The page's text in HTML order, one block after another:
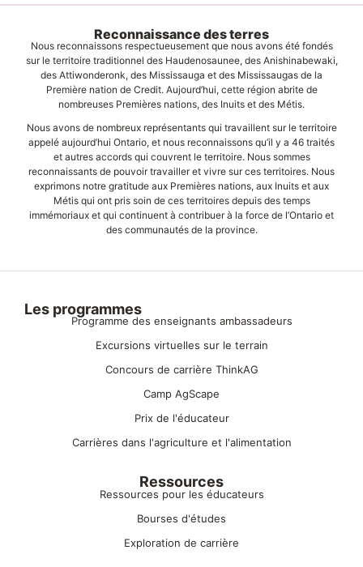
Reconnaissance des terres
Nous reconnaissons respectueusement que nous avons été fondés
sur le territoire traditionnel des Haudenosaunee, des Anishinabewaki,
des Attiwonderonk, des Mississauga et des Mississaugas de la
Première nation de Credit. Aujourd’hui, cette région abrite de
nombreuses Premières nations, des Inuits et des Métis.
Nous avons de nombreux représentants qui travaillent sur le territoire
appelé aujourd’hui Ontario, et nous reconnaissons qu’il y a 46 traités
et autres accords qui couvrent le territoire. Nous sommes
reconnaissants de pouvoir travailler et vivre sur ces territoires. Nous
exprimons notre gratitude aux Premières nations, aux Inuits et aux
Métis qui ont pris soin de ces territoires depuis des temps
immémoriaux et qui continuent à contribuer à la force de l’Ontario et
des communautés de la province.
Les programmes
Programme des enseignants ambassadeurs
Excursions virtuelles sur le terrain
Concours de carrière ThinkAG
Camp AgScape
Prix de l'éducateur
Carrières dans l'agriculture et l'alimentation
Ressources
Ressources pour les éducateurs
Bourses d'études
Exploration de carrière